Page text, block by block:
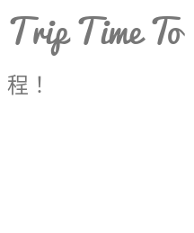
Trip Time To
程！